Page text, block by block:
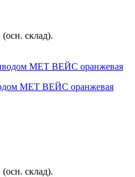
склад).
MET ВЕЙС оранжевая
склад).